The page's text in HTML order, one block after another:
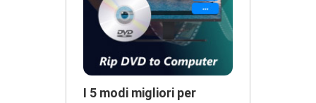
I 5 modi migliori per